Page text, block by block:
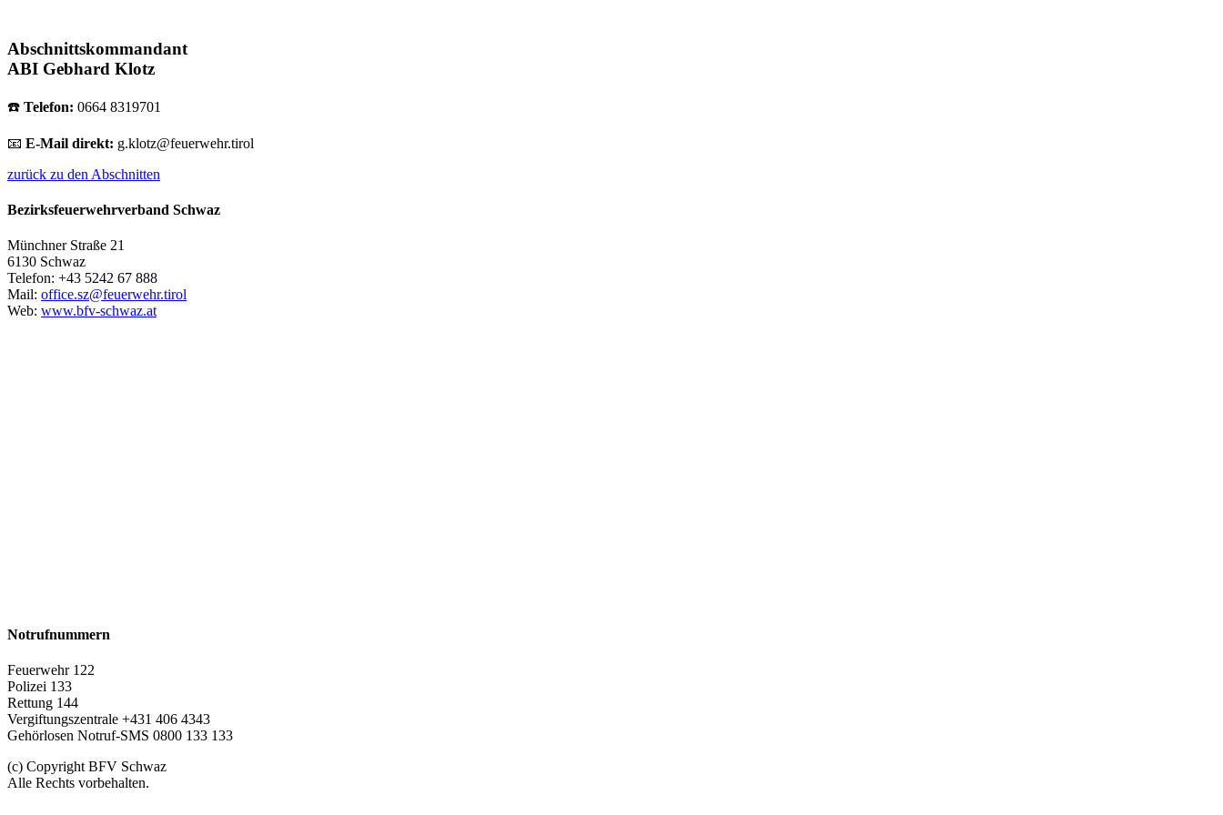
Abschnittskommandant
ABI Gebhard Klotz
☎️ Telefon: 0664 8319701
📧 E-Mail direkt: g.klotz@feuerwehr.tirol
zurück zu den Abschnitten
Bezirksfeuerwehrverband Schwaz
Münchner Straße 21
6130 Schwaz
Telefon: +43 5242 67 888
Mail: office.sz@feuerwehr.tirol
Web: www.bfv-schwaz.at
Notrufnummern
Feuerwehr 122
Polizei 133
Rettung 144
Vergiftungszentrale +431 406 4343
Gehörlosen Notruf-SMS 0800 133 133
(c) Copyright BFV Schwaz
Alle Rechts vorbehalten.